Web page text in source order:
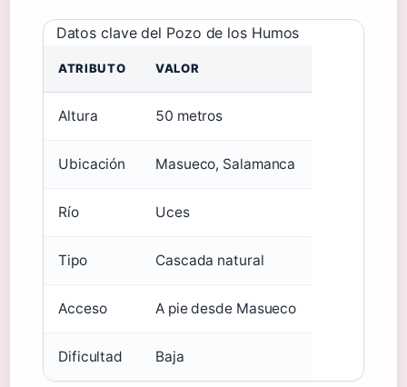
Datos clave del Pozo de los Humos
ATRIBUTO VALOR
Altura 50 metros
Ubicación Masueco, Salamanca
Río Uces
Tipo Cascada natural
Acceso A pie desde Masueco
Dificultad Baja